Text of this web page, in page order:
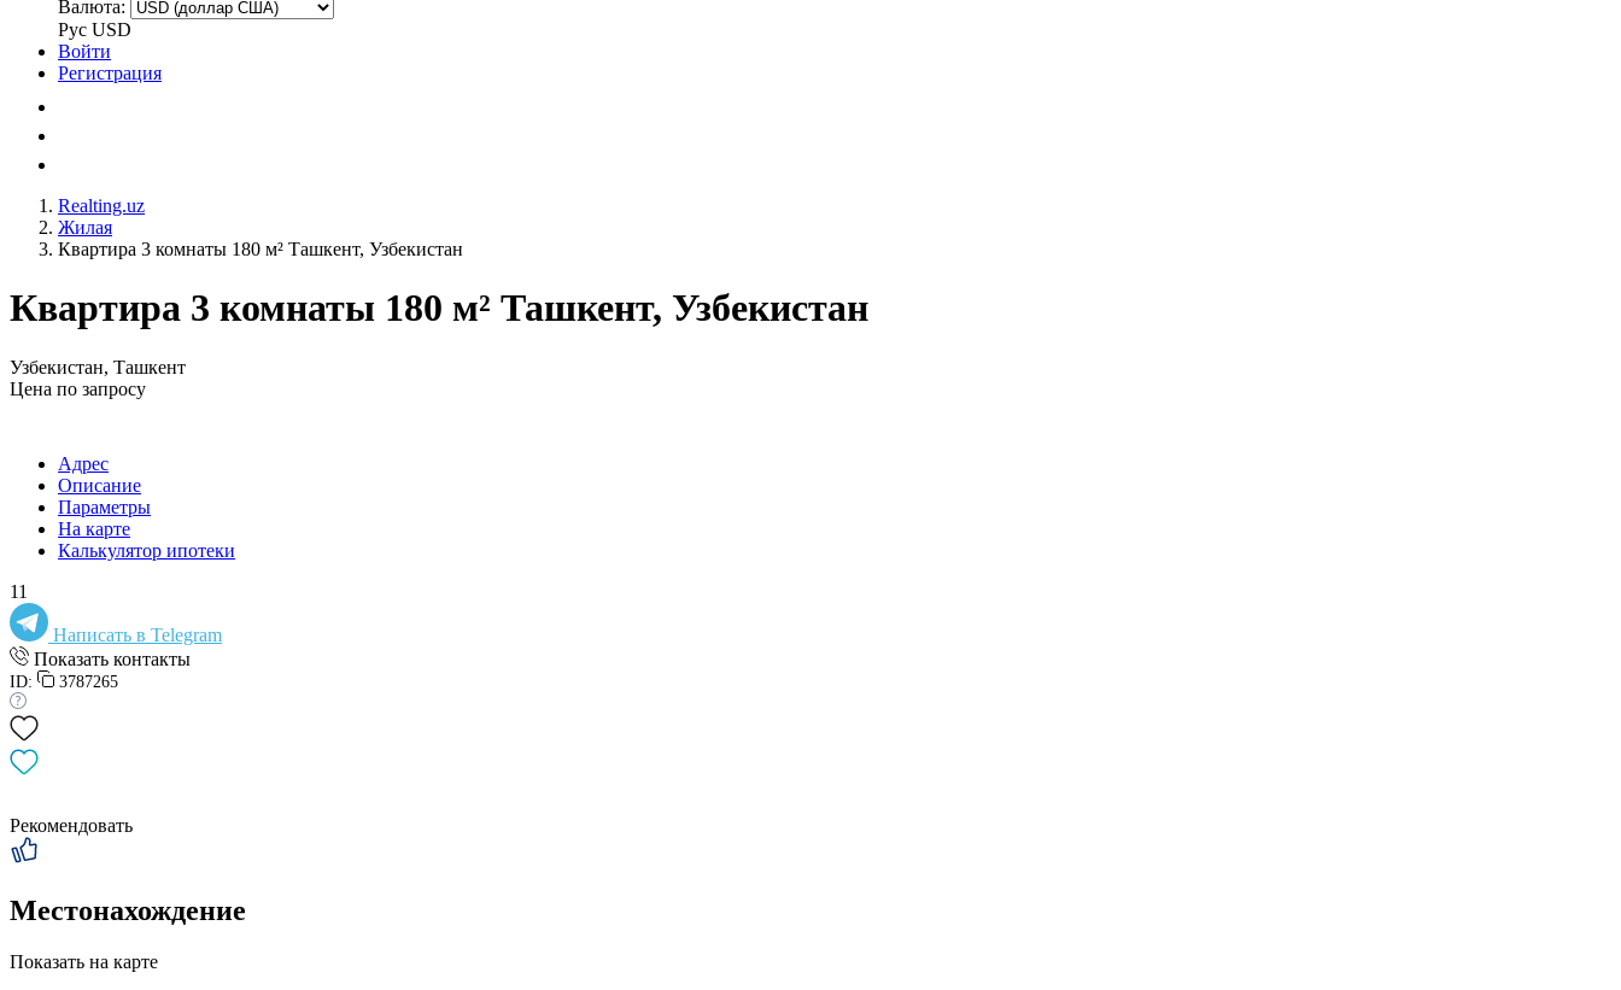
Валюта:
Рус USD
Войти
Регистрация
Realting.uz
Жилая
Квартира 3 комнаты 180 м² Ташкент, Узбекистан
Квартира 3 комнаты 180 м² Ташкент, Узбекистан
Узбекистан, Ташкент
Цена по запросу
Адрес
Описание
Параметры
На карте
Калькулятор ипотеки
11
Написать в Telegram
Показать контакты
ID: 3787265
Рекомендовать
Местонахождение
Показать на карте